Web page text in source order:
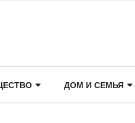
ДОМ И СЕМЬЯ